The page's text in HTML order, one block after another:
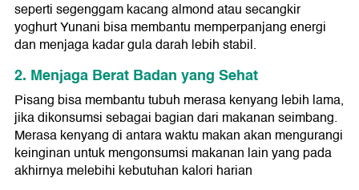
seperti segenggam kacang almond atau secangkir
yoghurt Yunani bisa membantu memperpanjang energi
dan menjaga kadar gula darah lebih stabil.
2. Menjaga Berat Badan yang Sehat
Pisang bisa membantu tubuh merasa kenyang lebih lama,
jika dikonsumsi sebagai bagian dari makanan seimbang.
Merasa kenyang di antara waktu makan akan mengurangi
keinginan untuk mengonsumsi makanan lain yang pada
akhirnya melebihi kebutuhan kalori harian